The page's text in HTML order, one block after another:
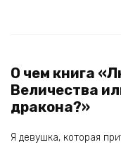
О чем книга
Величества
дракона?»
Я девушка, которая